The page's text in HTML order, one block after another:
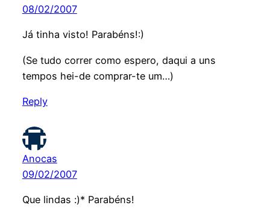
08/02/2007
Já tinha visto! Parabéns!:)
(Se tudo correr como espero, daqui a uns
tempos hei-de comprar-te um…)
Reply
Anocas
09/02/2007
Que lindas :)* Parabéns!